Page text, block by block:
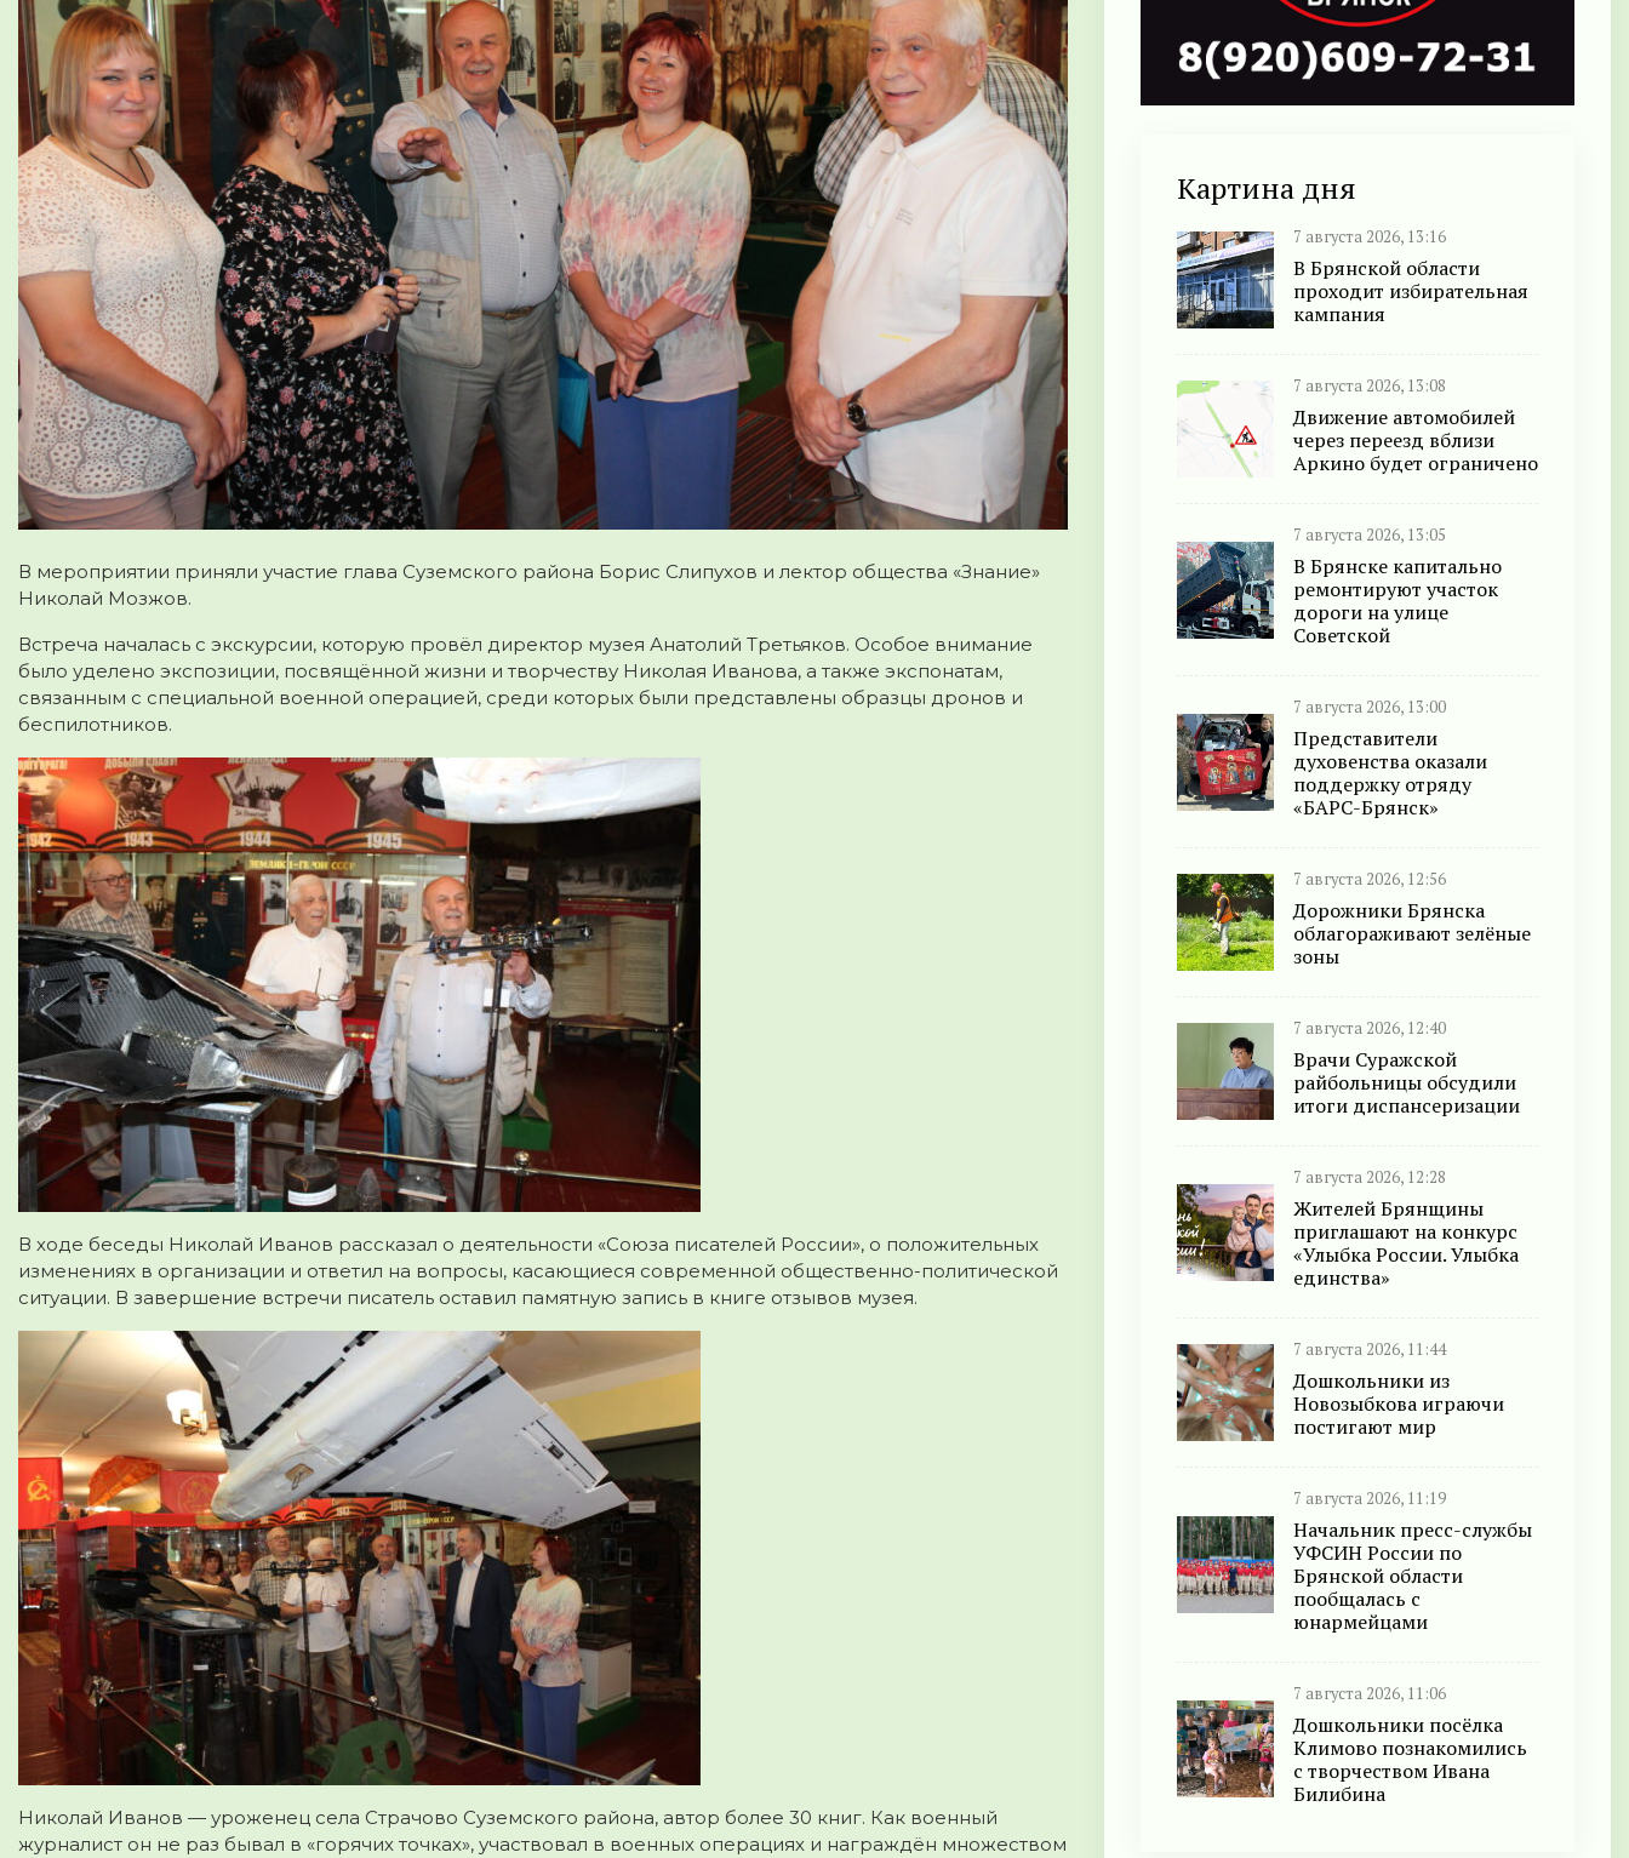
В мероприятии приняли участие глава Суземского района Борис Слипухов и лектор общества «Знание»
Николай Мозжов.
Встреча началась с экскурсии, которую провёл директор музея Анатолий Третьяков. Особое внимание
было уделено экспозиции, посвящённой жизни и творчеству Николая Иванова, а также экспонатам,
связанным с специальной военной операцией, среди которых были представлены образцы дронов и
беспилотников.
В ходе беседы Николай Иванов рассказал о деятельности «Союза писателей России», о положительных
изменениях в организации и ответил на вопросы, касающиеся современной общественно-политической
ситуации. В завершение встречи писатель оставил памятную запись в книге отзывов музея.
Николай Иванов — уроженец села Страчово Суземского района, автор более 30 книг. Как военный
журналист он не раз бывал в «горячих точках», участвовал в военных операциях и награждён множеством
Картина дня
7 августа 2026, 13:16
В Брянской области
проходит избирательная
кампания
7 августа 2026, 13:08
Движение автомобилей
через переезд вблизи
Аркино будет ограничено
7 августа 2026, 13:05
В Брянске капитально
ремонтируют участок
дороги на улице
Советской
7 августа 2026, 13:00
Представители
духовенства оказали
поддержку отряду
«БАРС-Брянск»
7 августа 2026, 12:56
Дорожники Брянска
облагораживают зелёные
зоны
7 августа 2026, 12:40
Врачи Суражской
райбольницы обсудили
итоги диспансеризации
7 августа 2026, 12:28
Жителей Брянщины
приглашают на конкурс
«Улыбка России. Улыбка
единства»
7 августа 2026, 11:44
Дошкольники из
Новозыбкова играючи
постигают мир
7 августа 2026, 11:19
Начальник пресс-службы
УФСИН России по
Брянской области
пообщалась с
юнармейцами
7 августа 2026, 11:06
Дошкольники посёлка
Климово познакомились
с творчеством Ивана
Билибина